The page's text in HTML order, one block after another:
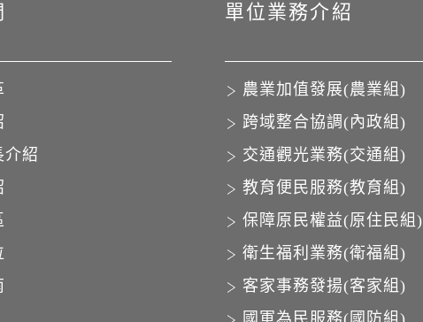
介紹
單位業務介紹
農業加值發展(農業組)
跨域整合協調(內政組)
交通觀光業務(交通組)
教育便民服務(教育組)
保障原民權益(原住民組)
衛生福利業務(衛福組)
客家事務發揚(客家組)